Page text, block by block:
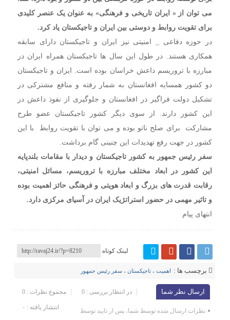
می توان از « ایران تاریخی و فرهنگی» به عنوان یک عنصر کلیدی
برای تقویت روابط و دوستی بین ایران و تاجیکستان یاد کرد.
در حوزه دفاعی _ امنیتی نیز ایران و تاجیکستان دارای سابقه
همکاری هستند. در طول این سال ها تاجیکستان همراه ایران در
مبارزه با تروریسم داعش خراسان بوده است. ایران و تاجیکستان
دو کشور همسایه افغانستان به شمار رفته و منافع مشترکی در
تشکیل دولت فراگیر در افغانستان و جلوگیری از نفوذ داعش در
این کشور دارند. از سوی دیگر کشور تاجیکستان عضو طرح
مشارکت برای صلح ناتو بوده و می توان با تقویت روابط با این
کشور در جهت رفع تهدیدات این چنینی گام برداشت.
سفر رئیس جمهور به کشور تاجیکستان و دیدار با مقامات بلندپایه
این کشور در ابعاد مختلف مبارزه با تروریسم، مسائل امنیتی،
رقابت قدرت های بزرگ و ابعاد هویتی و فرهنگی حائز اهمیت بوده
و تاثیر مهمی در حضور استراتژیک ایران در آسیای مرکزی دارد.
انتهای پیام
لینک کوتاه
برچسب ها : اهمیت ،تاجیکستان ،سفر رئیس جمهور
ارسال نظر شما مجموع نظرات : 0 در انتظار بررسی : 0
انتشار یافته : ۰
نظرات ارسال شده توسط شما، پس از تایید توسط